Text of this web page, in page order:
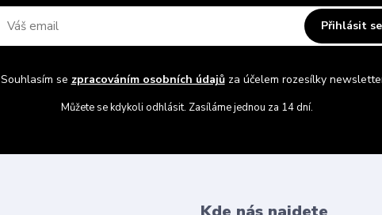
Přihlásit se
Souhlasím se zpracováním osobních údajůza účelem rozesílky
Můžete se kdykoli odhlásit. Zasíláme jednou za 14 dní.